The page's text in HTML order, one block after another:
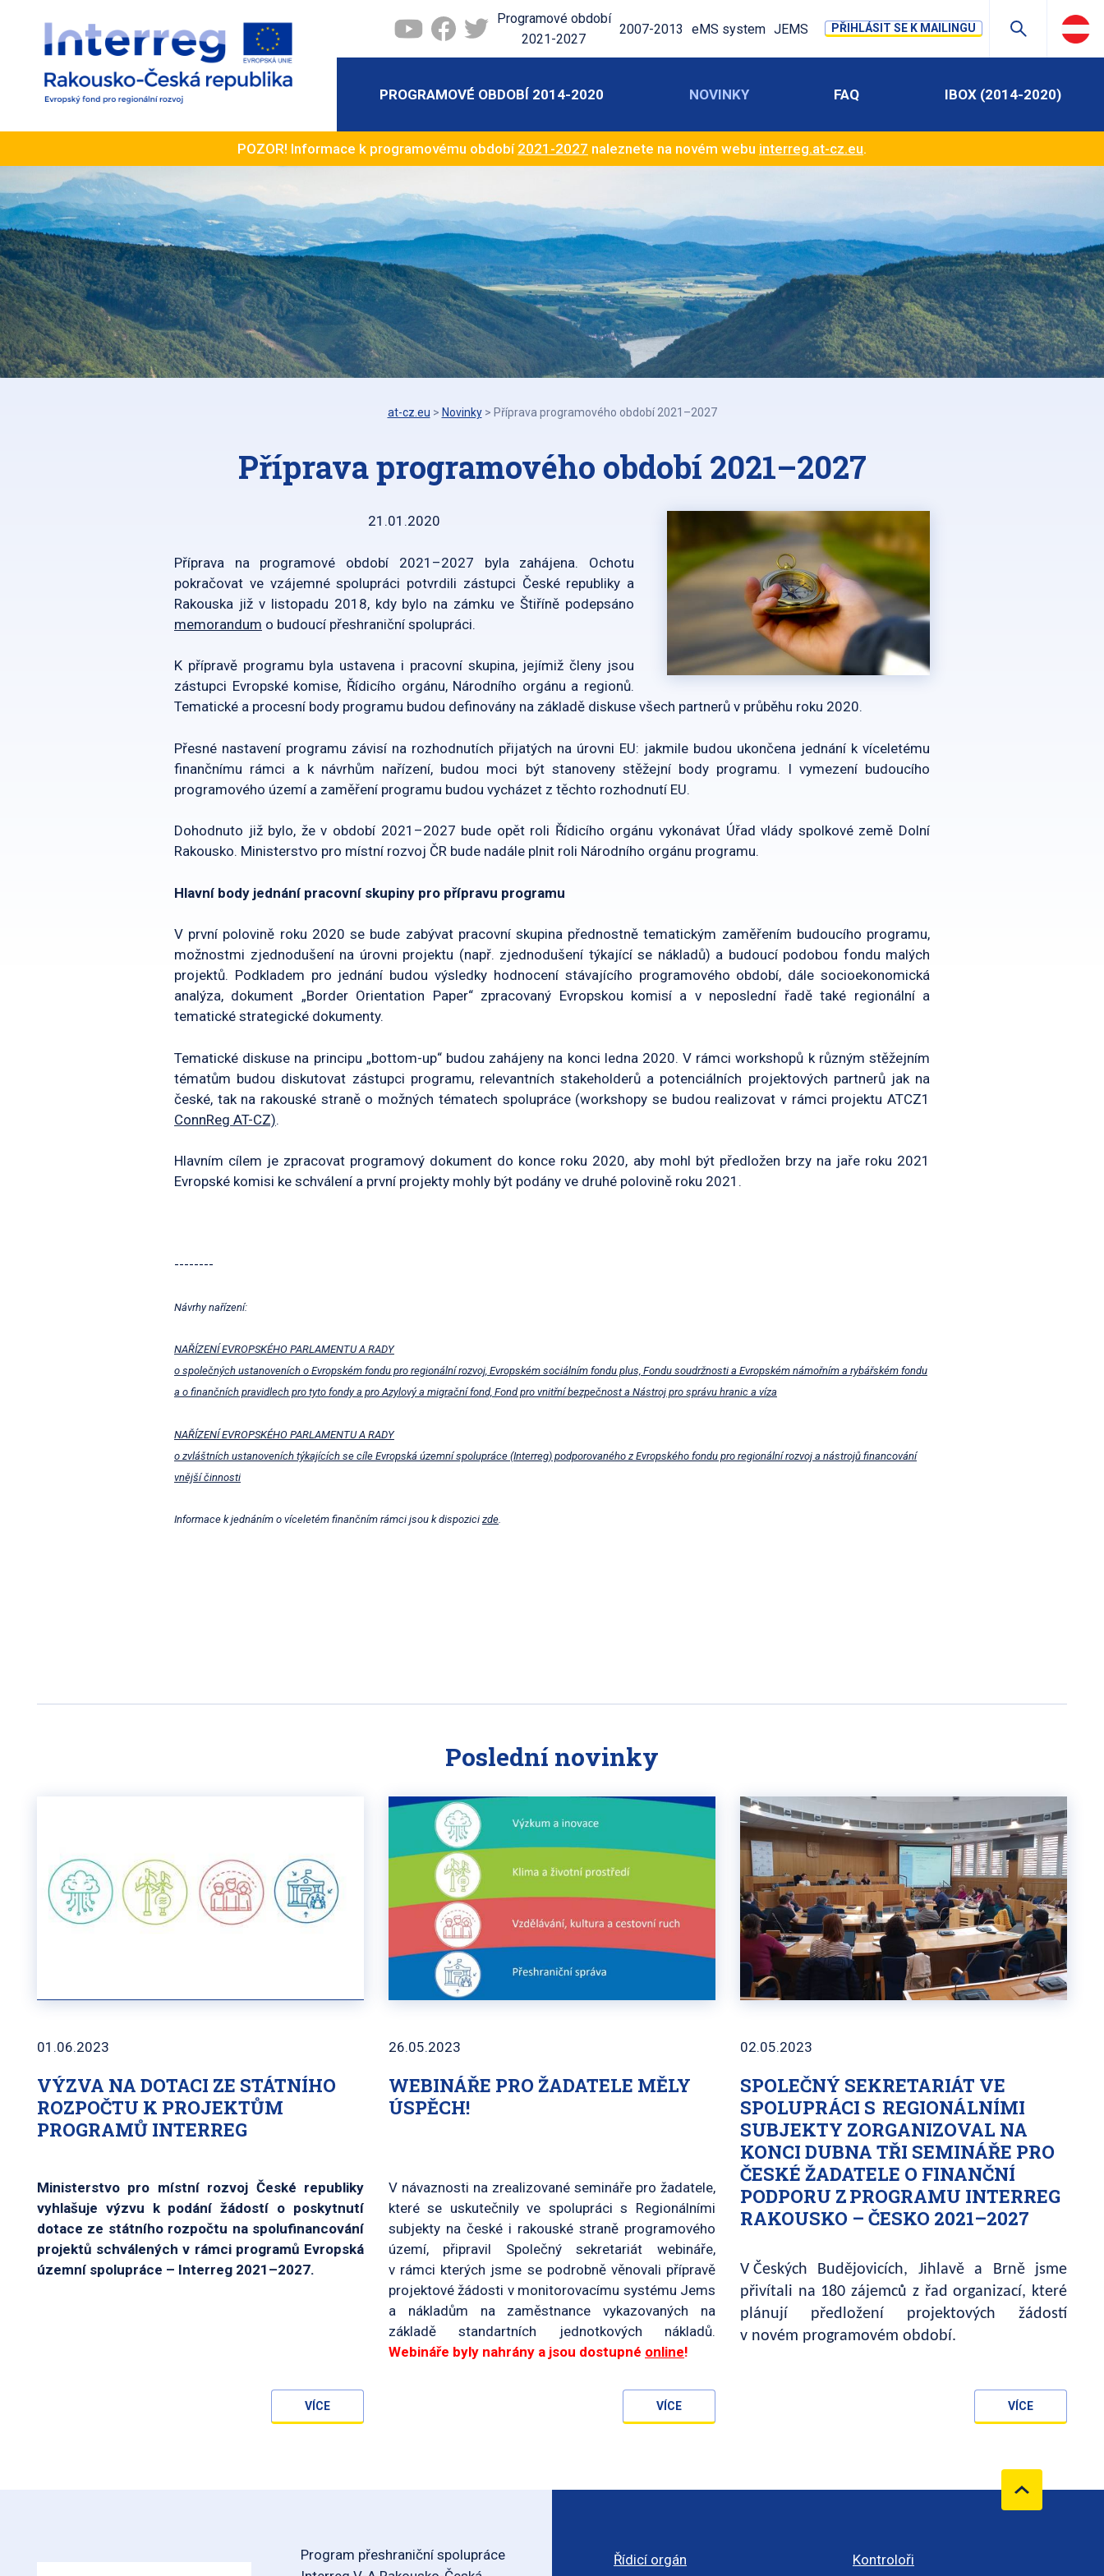
Programové období
2021-2027
2007-2013 eMS system JEMS PŘIHLÁSIT SE K MAILINGU
PROGRAMOVÉ OBDOBÍ 2014-2020 NOVINKY FAQ IBOX (2014-2020)
POZOR! Informace k programovému období 2021-2027 naleznete na novém webu interreg.at-cz.eu.
at-cz.eu > Novinky > Příprava programového období 2021–2027
Příprava programového období 2021–2027
21.01.2020
Příprava na programové období 2021–2027 byla zahájena. Ochotu
pokračovat ve vzájemné spolupráci potvrdili zástupci České republiky a
Rakouska již v listopadu 2018, kdy bylo na zámku ve Štiříně podepsáno
memorandum o budoucí přeshraniční spolupráci.
K přípravě programu byla ustavena i pracovní skupina, jejímiž členy jsou
zástupci Evropské komise, Řídicího orgánu, Národního orgánu a regionů.
Tematické a procesní body programu budou definovány na základě diskuse všech partnerů v průběhu roku 2020.
Přesné nastavení programu závisí na rozhodnutích přijatých na úrovni EU: jakmile budou ukončena jednání k víceletému
finančnímu rámci a k návrhům nařízení, budou moci být stanoveny stěžejní body programu. I vymezení budoucího
programového území a zaměření programu budou vycházet z těchto rozhodnutí EU.
Dohodnuto již bylo, že v období 2021–2027 bude opět roli Řídicího orgánu vykonávat Úřad vlády spolkové země Dolní
Rakousko. Ministerstvo pro místní rozvoj ČR bude nadále plnit roli Národního orgánu programu.
Hlavní body jednání pracovní skupiny pro přípravu programu
V první polovině roku 2020 se bude zabývat pracovní skupina přednostně tematickým zaměřením budoucího programu,
možnostmi zjednodušení na úrovni projektu (např. zjednodušení týkající se nákladů) a budoucí podobou fondu malých
projektů. Podkladem pro jednání budou výsledky hodnocení stávajícího programového období, dále socioekonomická
analýza, dokument „Border Orientation Paper“ zpracovaný Evropskou komisí a v neposlední řadě také regionální a
tematické strategické dokumenty.
Tematické diskuse na principu „bottom-up“ budou zahájeny na konci ledna 2020. V rámci workshopů k různým stěžejním
tématům budou diskutovat zástupci programu, relevantních stakeholderů a potenciálních projektových partnerů jak na
české, tak na rakouské straně o možných tématech spolupráce (workshopy se budou realizovat v rámci projektu ATCZ1
ConnReg AT-CZ).
Hlavním cílem je zpracovat programový dokument do konce roku 2020, aby mohl být předložen brzy na jaře roku 2021
Evropské komisi ke schválení a první projekty mohly být podány ve druhé polovině roku 2021.
--------
Návrhy nařízení:
NAŘÍZENÍ EVROPSKÉHO PARLAMENTU A RADY
o společných ustanoveních o Evropském fondu pro regionální rozvoj, Evropském sociálním fondu plus, Fondu soudržnosti a Evropském námořním a rybářském fondu
a o finančních pravidlech pro tyto fondy a pro Azylový a migrační fond, Fond pro vnitřní bezpečnost a Nástroj pro správu hranic a víza
NAŘÍZENÍ EVROPSKÉHO PARLAMENTU A RADY
o zvláštních ustanoveních týkajících se cíle Evropská územní spolupráce (Interreg) podporovaného z Evropského fondu pro regionální rozvoj a nástrojů financování
vnější činnosti
Informace k jednáním o víceletém finančním rámci jsou k dispozici zde.
Poslední novinky
VÝZVA NA DOTACI ZE STÁTNÍHO
ROZPOČTU K PROJEKTŮM
PROGRAMŮ INTERREG
01.06.2023
Ministerstvo pro místní rozvoj České republiky
vyhlašuje výzvu k podání žádostí o poskytnutí
dotace ze státního rozpočtu na spolufinancování
projektů schválených v rámci programů Evropská
územní spolupráce – Interreg 2021–2027.
VÍCE
WEBINÁŘE PRO ŽADATELE MĚLY
ÚSPĚCH!
26.05.2023
V návaznosti na zrealizované semináře pro žadatele,
které se uskutečnily ve spolupráci s Regionálními
subjekty na české i rakouské straně programového
území, připravil Společný sekretariát webináře,
v rámci kterých jsme se podrobně věnovali přípravě
projektové žádosti v monitorovacímu systému Jems
a nákladům na zaměstnance vykazovaných na
základě standartních jednotkových nákladů.
Webináře byly nahrány a jsou dostupné online!
VÍCE
SPOLEČNÝ SEKRETARIÁT VE
SPOLUPRÁCI S REGIONÁLNÍMI
SUBJEKTY ZORGANIZOVAL NA
KONCI DUBNA TŘI SEMINÁŘE PRO
ČESKÉ ŽADATELE O FINANČNÍ
PODPORU Z PROGRAMU INTERREG
RAKOUSKO – ČESKO 2021–2027
02.05.2023
V Českých Budějovicích, Jihlavě a Brně jsme
přivítali na 180 zájemců z řad organizací, které
plánují předložení projektových žádostí
v novém programovém období.
VÍCE
Program přeshraniční spolupráce
Řídicí orgán Kontroloři